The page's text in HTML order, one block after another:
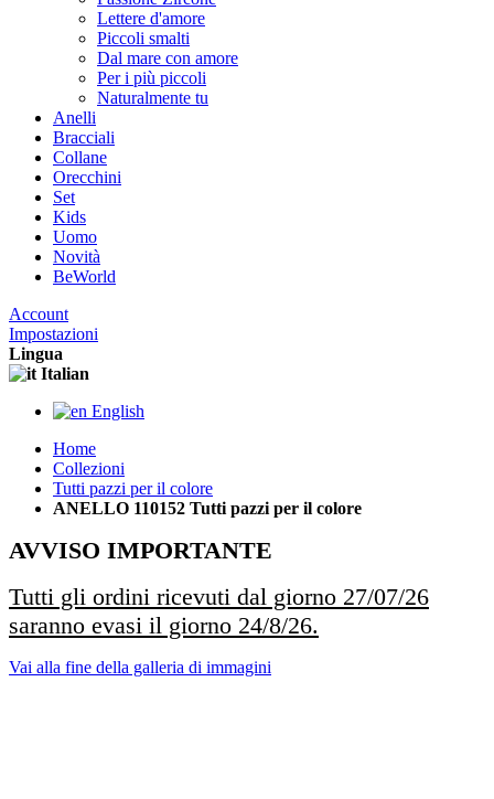
Lettere d'amore
Piccoli smalti
Dal mare con amore
Per i più piccoli
Naturalmente tu
Anelli
Bracciali
Collane
Orecchini
Set
Kids
Uomo
Novità
BeWorld
Account
Impostazioni
Lingua
Italian
English
Home
Collezioni
Tutti pazzi per il colore
ANELLO 110152 Tutti pazzi per il colore
AVVISO IMPORTANTE
Tutti gli ordini ricevuti dal giorno 27/07/26
saranno evasi il giorno 24/8/26.
Vai alla fine della galleria di immagini